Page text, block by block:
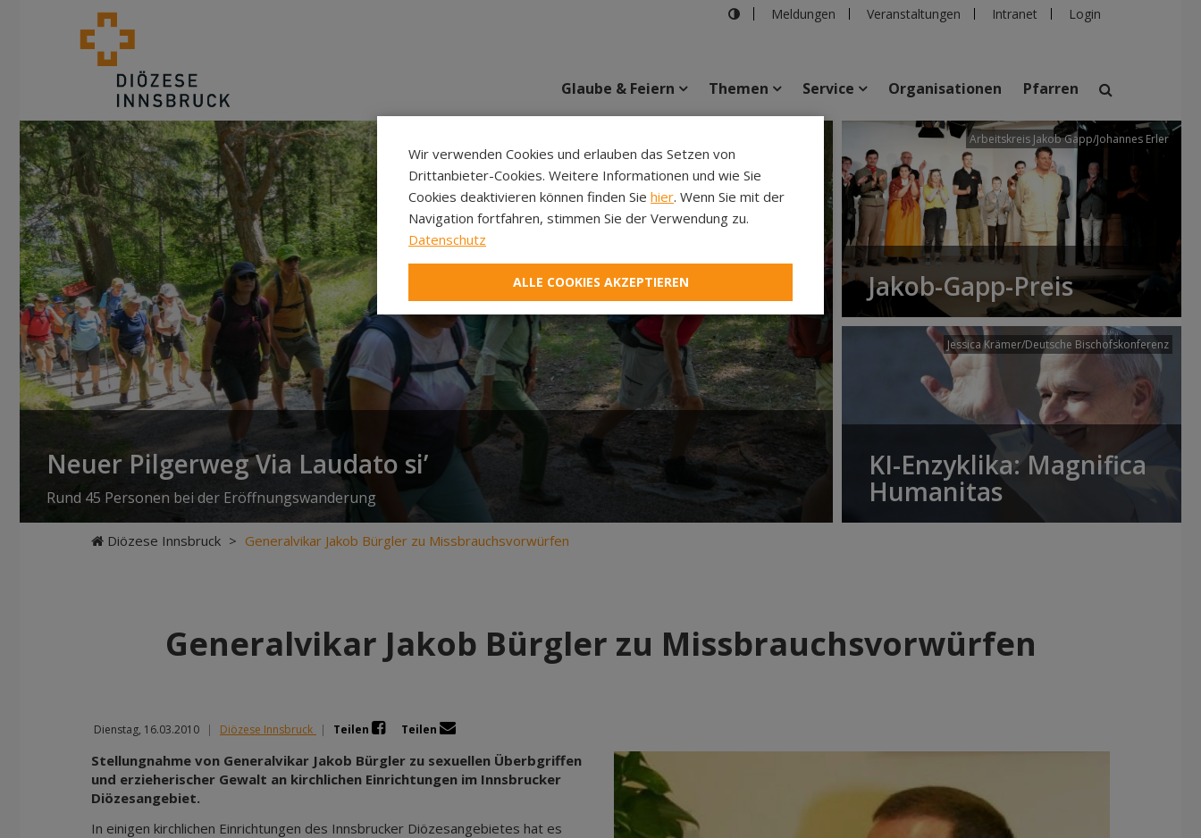
Meldungen Veranstaltungen Intranet Login
suchen
Veranstaltungen Personen Pfarren Einrichtungen
Glaube & Feiern Themen Service Organisationen Pfarren
Neuer Pilgerweg Via Laudato si’
Rund 45 Personen bei der Eröffnungswanderung
Arbeitskreis Jakob Gapp/Johannes Erler
Jakob-Gapp-Preis
Jessica Krämer/Deutsche Bischofskonferenz
KI-Enzyklika: Magnifica
Humanitas
Diözese Innsbruck > Generalvikar Jakob Bürgler zu Missbrauchsvorwürfen
Generalvikar Jakob Bürgler zu Missbrauchsvorwürfen
Dienstag, 16.03.2010 | Diözese Innsbruck | Teilen Teilen
Stellungnahme von Generalvikar Jakob Bürgler zu sexuellen Überbgriffen
und erzieherischer Gewalt an kirchlichen Einrichtungen im Innsbrucker
Diözesangebiet.
In einigen kirchlichen Einrichtungen des Innsbrucker Diözesangebietes hat es
Wir verwenden Cookies und erlauben das Setzen von
Drittanbieter-Cookies. Weitere Informationen und wie Sie
Cookies deaktivieren können finden Sie hier. Wenn Sie mit der
Navigation fortfahren, stimmen Sie der Verwendung zu.
Datenschutz
ALLE COOKIES AKZEPTIEREN